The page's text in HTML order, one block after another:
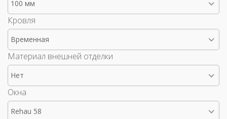
100 мм
Кровля
Временная
Материал внешней отделки
Нет
Окна
Rehau 58